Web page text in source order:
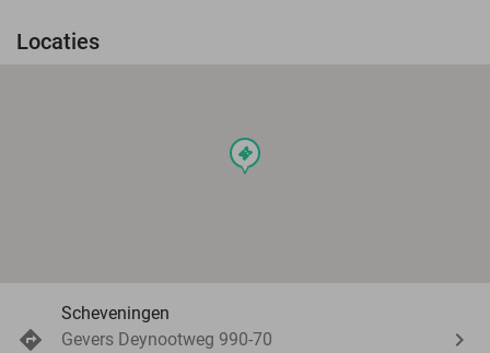
Locaties
events
Scheveningen
Gevers Deynootweg 990-70